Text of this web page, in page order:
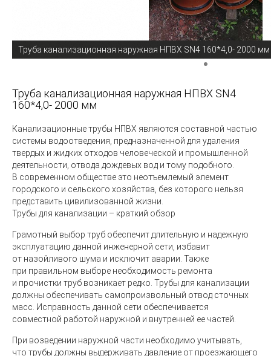
Труба канализационная наружная НПВХ SN4 160*4,0- 2000 мм
Труба канализационная наружная НПВХ SN4
160*4,0- 2000 мм
Канализационные трубы НПВХ являются составной частью
системы водоотведения, предназначенной для удаления
твердых и жидких отходов человеческой и промышленной
деятельности, отвода дождевых вод и тому подобного.
В современном обществе это неотъемлемый элемент
городского и сельского хозяйства, без которого нельзя
представить цивилизованной жизни.
Трубы для канализации – краткий обзор
Грамотный выбор труб обеспечит длительную и надежную
эксплуатацию данной инженерной сети, избавит
от назойливого шума и исключит аварии. Также
при правильном выборе необходимость ремонта
и прочистки труб возникает редко. Трубы для канализации
должны обеспечивать самопроизвольный отвод сточных
масс. Исправность данной сети обеспечивается
совместной работой наружной и внутренней ее частей
При возведении наружной части необходимо учитывать,
что трубы должны выдерживать давление от проезжающего